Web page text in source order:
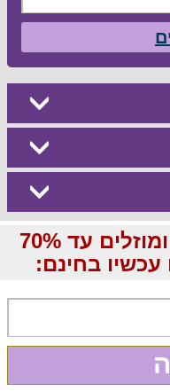
קבלו מבצעים לוהטים ומוזלים עד 70%
בחינם: